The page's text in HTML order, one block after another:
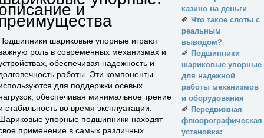
и
шариковые упорные играют
роль в современных механизмах и
обеспечивая надежность и
работы. Эти компоненты
для поддержки осевых
обеспечивая минимальное трение
стабильность во время эксплуатации.
упорные подшипники находят
применение в самых различных
казино на деньги
✐ Что такое слоты с
реальным
выводом?
✐ Подшипники
шариковые упорные
для надежной
работы механизмов
и оборудования
✐ Передвижная
флюорографическая
установка: